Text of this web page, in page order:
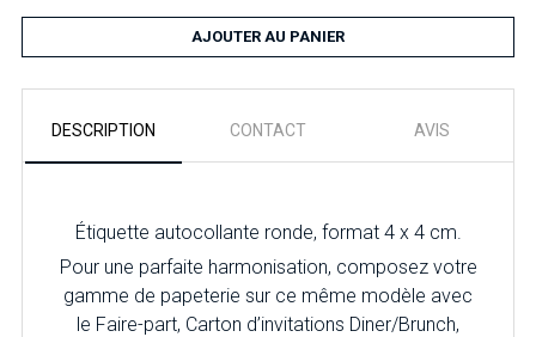
AJOUTER AU PANIER
DESCRIPTION CONTACT AVIS
Étiquette autocollante ronde, format 4 x 4 cm.
Pour une parfaite harmonisation, composez votre
gamme de papeterie sur ce même modèle avec
le Faire-part, Carton d’invitations Diner/Brunch,